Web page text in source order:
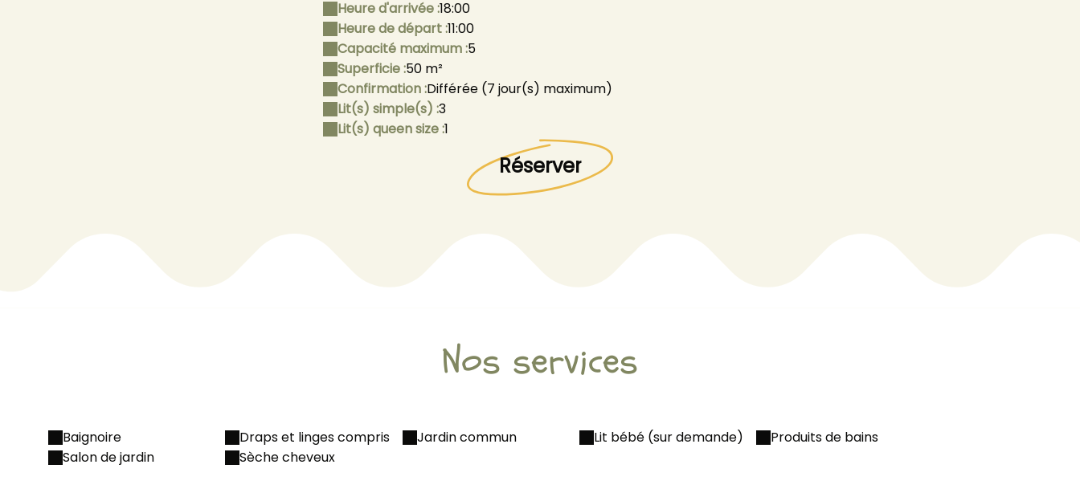
Heure d'arrivée :18:00
Heure de départ :11:00
Capacité maximum :5
Superficie :50 m²
Confirmation :Différée (7 jour(s) maximum)
Lit(s) simple(s) :3
Lit(s) queen size :1
Réserver
Nos services
Baignoire Draps et linges compris Jardin commun Lit bébé (sur demande)
Produits de bains
Salon de jardin
Sèche cheveux